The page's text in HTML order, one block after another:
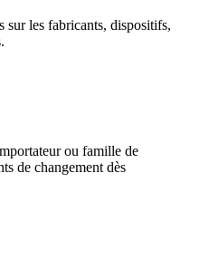
sur les fabricants, dispositifs,
ou famille de
de changement dès